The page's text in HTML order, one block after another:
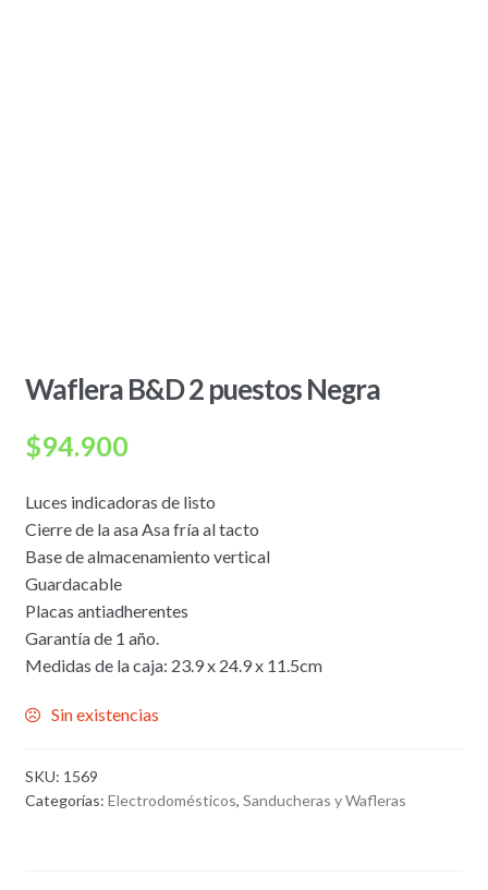
Waflera B&D 2 puestos Negra
$94.900
Luces indicadoras de listo
Cierre de la asa Asa fría al tacto
Base de almacenamiento vertical
Guardacable
Placas antiadherentes
Garantía de 1 año.
Medidas de la caja: 23.9 x 24.9 x 11.5cm
Sin existencias
SKU: 1569
Categorías: Electrodomésticos, Sanducheras y Wafleras